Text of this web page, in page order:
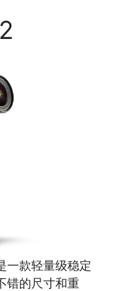
一款轻量级稳定
错的尺寸和重